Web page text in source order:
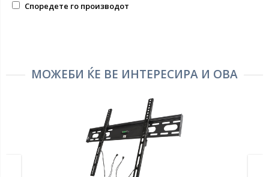
Споредете го производот
МОЖЕБИ ЌЕ ВЕ ИНТЕРЕСИРА И ОВА